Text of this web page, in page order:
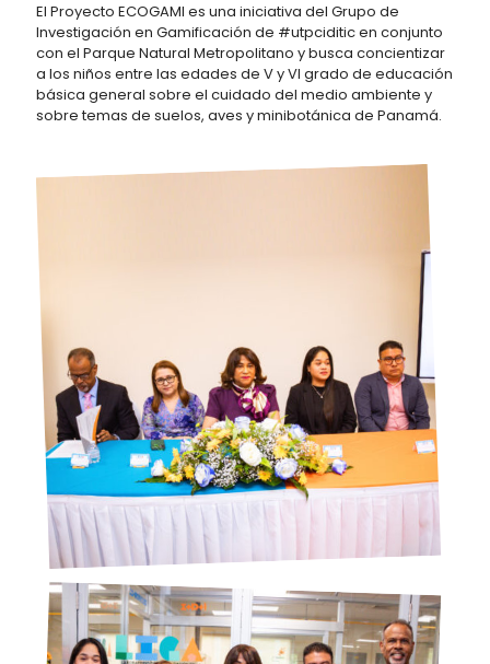
El Proyecto ECOGAMI es una iniciativa del Grupo de
Investigación en Gamificación de #utpciditic en conjunto
con el Parque Natural Metropolitano y busca concientizar
a los niños entre las edades de V y VI grado de educación
básica general sobre el cuidado del medio ambiente y
sobre temas de suelos, aves y minibotánica de Panamá.